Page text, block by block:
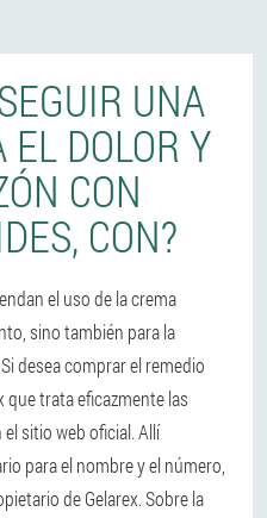
UNA
DOLOR Y
CON
CON?
el uso de la crema
sino también para la
desea comprar el remedio
que trata eficazmente las
sitio web oficial. Allí
para el nombre y el número,
de Gelarex. Sobre la